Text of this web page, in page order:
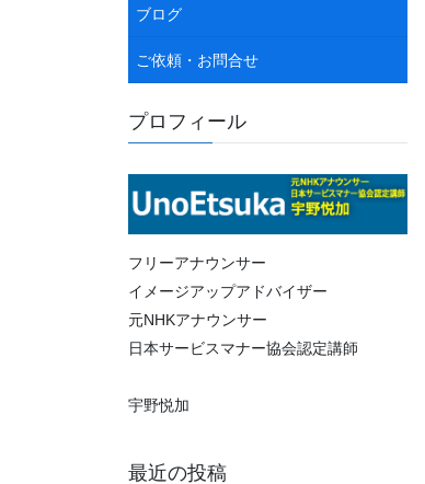
ブログ
ご依頼・お問合せ
プロフィール
フリーアナウンサー
イメージアップアドバイザー
元NHKアナウンサー
日本サービスマナー協会認定講師
宇野悦加
最近の投稿